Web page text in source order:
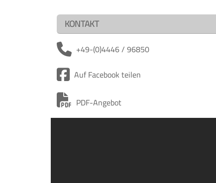
KONTAKT
+49-(0)4446 / 96850
Auf Facebook teilen
PDF-Angebot